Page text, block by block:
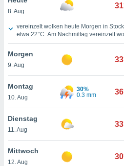
oder
Partner
das
Profil zu
Ihnen
Inhalte
finden
. Sie
8. Aug
Wettervorhersage für heute in
vereinzelt wolken heute Morgen in
etwa 22°C. Am Nachmittag vereinzelt
28°C. In der kommenden Nacht werden
Tag hinweg.
Morgen
9. Aug
Montag
10. Aug
30%
0.3 mm
Dienstag
11. Aug
Mittwoch
12. Aug